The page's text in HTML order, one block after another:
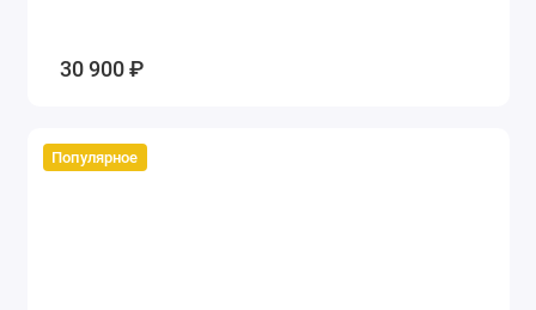
30 900 ₽
Популярное